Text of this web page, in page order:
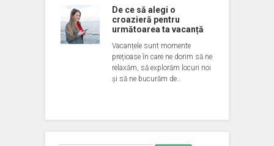
De ce să alegi o
croazieră pentru
următoarea ta vacanță
Vacanțele sunt momente
prețioase în care ne dorim să ne
relaxăm, să explorăm locuri noi
și să ne bucurăm de…